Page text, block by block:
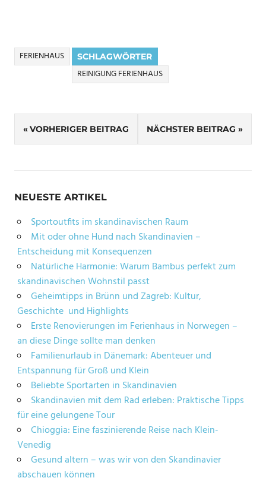
SCHLAGWÖRTER
FERIENHAUS
REINIGUNG FERIENHAUS
Beitragsnavigation
VORHERIGER BEITRAG NÄCHSTER BEITRAG
NEUESTE ARTIKEL
Sportoutfits im skandinavischen Raum
Mit oder ohne Hund nach Skandinavien –
Entscheidung mit Konsequenzen
Natürliche Harmonie: Warum Bambus perfekt zum
skandinavischen Wohnstil passt
Geheimtipps in Brünn und Zagreb: Kultur,
Geschichte und Highlights
Erste Renovierungen im Ferienhaus in Norwegen –
an diese Dinge sollte man denken
Familienurlaub in Dänemark: Abenteuer und
Entspannung für Groß und Klein
Beliebte Sportarten in Skandinavien
Skandinavien mit dem Rad erleben: Praktische Tipps
für eine gelungene Tour
Chioggia: Eine faszinierende Reise nach Klein-
Venedig
Gesund altern – was wir von den Skandinavier
abschauen können